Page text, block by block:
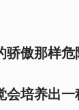
骄傲那样
培养出